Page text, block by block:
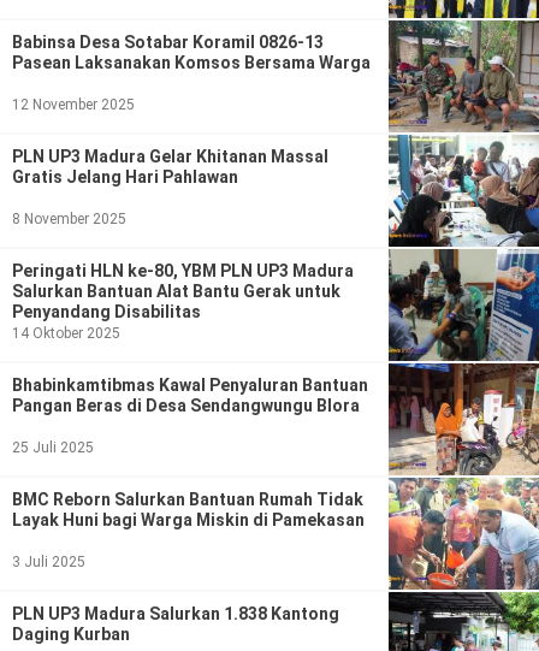
Indeks Birokrasi
©
Copyright
2026
Indonesia
Right
Reserve
Babinsa Desa Sotabar Koramil 0826-13
Pasean Laksanakan Komsos Bersama Warga
12 November 2025
PLN UP3 Madura Gelar Khitanan Massal
Gratis Jelang Hari Pahlawan
8 November 2025
Peringati HLN ke-80, YBM PLN UP3 Madura
Salurkan Bantuan Alat Bantu Gerak untuk
Penyandang Disabilitas
14 Oktober 2025
Bhabinkamtibmas Kawal Penyaluran Bantuan
Pangan Beras di Desa Sendangwungu Blora
25 Juli 2025
BMC Reborn Salurkan Bantuan Rumah Tidak
Layak Huni bagi Warga Miskin di Pamekasan
3 Juli 2025
PLN UP3 Madura Salurkan 1.838 Kantong
Daging Kurban